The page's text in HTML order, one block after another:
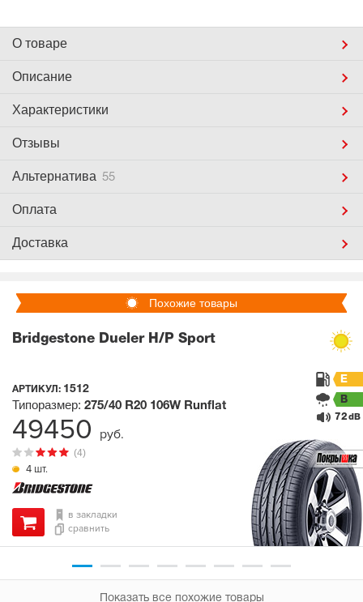
О товаре
Описание
Характеристики
Отзывы
Альтернатива 55
Оплата
Доставка
Похожие товары
Bridgestone Dueler H/P Sport
АРТИКУЛ: 1512
4 шт.
(4)
Типоразмер: 275/40 R20 106W Runflat
E
B
72 dB
в закладки
сравнить
49450 руб.
Показать все похожие товары